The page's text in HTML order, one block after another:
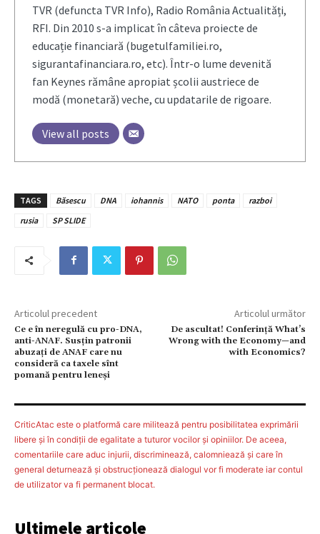
TVR (defuncta TVR Info), Radio România Actualități,
RFI. Din 2010 s-a implicat în câteva proiecte de
educație financiară (bugetulfamiliei.ro,
sigurantafinanciara.ro, etc). Într-o lume devenită
fan Keynes rămâne apropiat școlii austriece de
modă (monetară) veche, cu updatarile de rigoare.
View all posts
TAGS Băsescu DNA iohannis NATO ponta
razboi
rusia
SP SLIDE
Articolul precedent
Ce e în neregulă cu pro-DNA,
anti-ANAF. Susţin patronii
abuzaţi de ANAF care nu
consideră ca taxele sînt
pomană pentru leneşi
Articolul următor
De ascultat! Conferință What’s
Wrong with the Economy—and
with Economics?
CriticAtac este o platformă care militează pentru posibilitatea exprimării
libere şi în condiţii de egalitate a tuturor vocilor şi opiniilor. De aceea,
comentariile care aduc injurii, discriminează, calomniează şi care în
general deturnează şi obstrucţionează dialogul vor fi moderate iar contul
de utilizator va fi permanent blocat.
Ultimele articole